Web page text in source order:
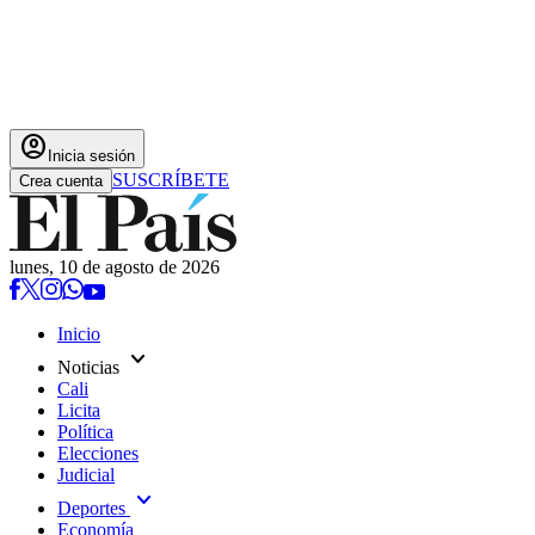
account_circle Inicia sesión
Crea cuenta SUSCRÍBETE
lunes, 10 de agosto de 2026
Inicio
Noticias expand_more
Cali
Licita
Política
Elecciones
Judicial
Deportes expand_more
Economía